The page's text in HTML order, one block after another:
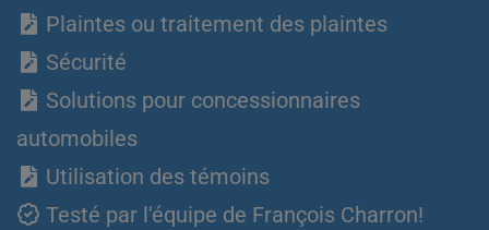
Plaintes ou traitement des plaintes
Sécurité
Solutions pour concessionnaires
automobiles
Utilisation des témoins
Testé par l'équipe de François Charron!